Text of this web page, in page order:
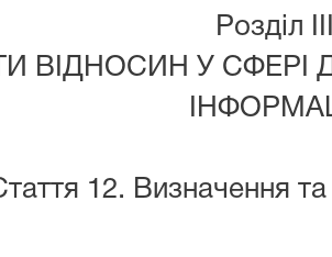
Розділ
ВІДНОСИН У СФЕРІ
12. Визначення та